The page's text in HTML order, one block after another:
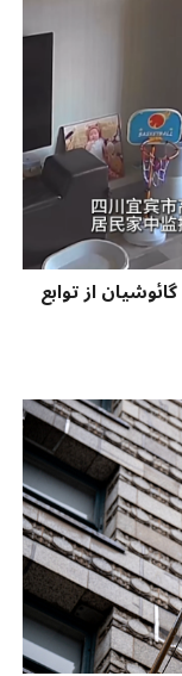
شهرستان گائوشیان از توابع